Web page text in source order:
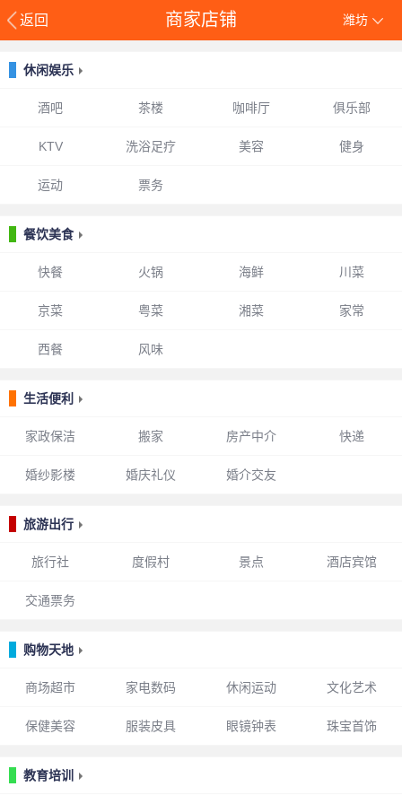
返回 潍坊
商家店铺
休闲娱乐
酒吧 茶楼 咖啡厅 俱乐部
KTV 洗浴足疗 美容 健身
运动 票务
餐饮美食
快餐 火锅 海鲜 川菜
京菜 粤菜 湘菜 家常
西餐 风味
生活便利
家政保洁 搬家 房产中介 快递
婚纱影楼 婚庆礼仪 婚介交友
旅游出行
旅行社 度假村 景点 酒店宾馆
交通票务
购物天地
商场超市 家电数码 休闲运动 文化艺术
保健美容 服装皮具 眼镜钟表 珠宝首饰
教育培训